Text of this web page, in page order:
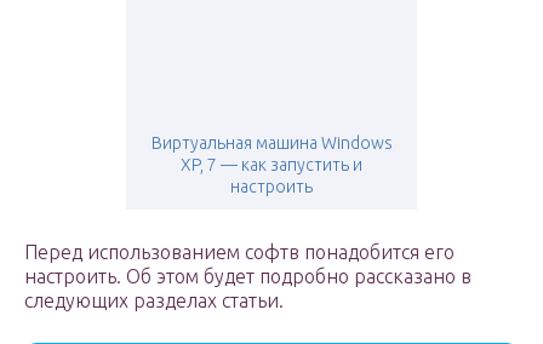
Виртуальная машина Windows
XP, 7 — как запустить и
настроить
Перед использованием софтв понадобится его
настроить. Об этом будет подробно рассказано в
следующих разделах статьи.